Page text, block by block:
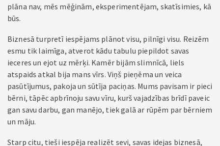
plāna nav, mēs mēģinām, eksperimentējam, skatīsimies, kā
būs.
Biznesā turpretī iespējams plānot visu, pilnīgi visu. Reizēm
esmu tik laimīga, atverot kādu tabulu piepildot savas
ieceres un ejot uz mērķi. Kamēr bijām slimnīcā, liels
atspaids atkal bija mans vīrs. Viņš pieņēma un veica
pasūtījumus, pakoja un sūtīja paciņas. Mums pavisam ir pieci
bērni, tāpēc apbrīnoju savu vīru, kurš vajadzības brīdī paveic
gan savu darbu, gan manējo, tiek galā ar rūpēm par bērniem
un māju.
Starp citu, tieši iespēja realizēt sevi, savas idejas biznesā,